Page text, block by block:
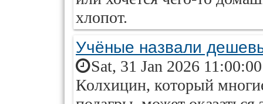
хлопот.
Учёные назвали
Sat, 31 Jan 2026
Колхицин, который